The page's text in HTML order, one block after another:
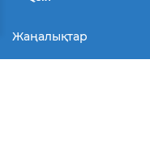
Жаңалықтар